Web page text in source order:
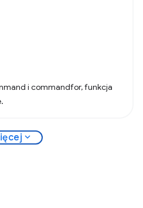
i commandfor, funkcja
expand_more